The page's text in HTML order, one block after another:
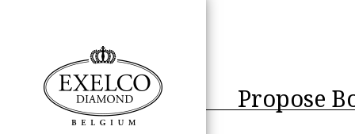
Propose